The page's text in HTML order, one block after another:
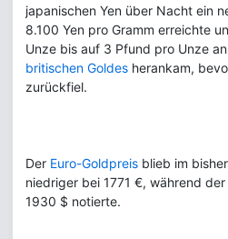
japanischen Yen über Nacht ein
8.100 Yen pro Gramm erreichte
Unze bis auf 3 Pfund pro Unze
britischen Goldes herankam,
zurückfiel.
Der Euro-Goldpreis blieb im
niedriger bei 1771 €, während
1930 $ notierte.